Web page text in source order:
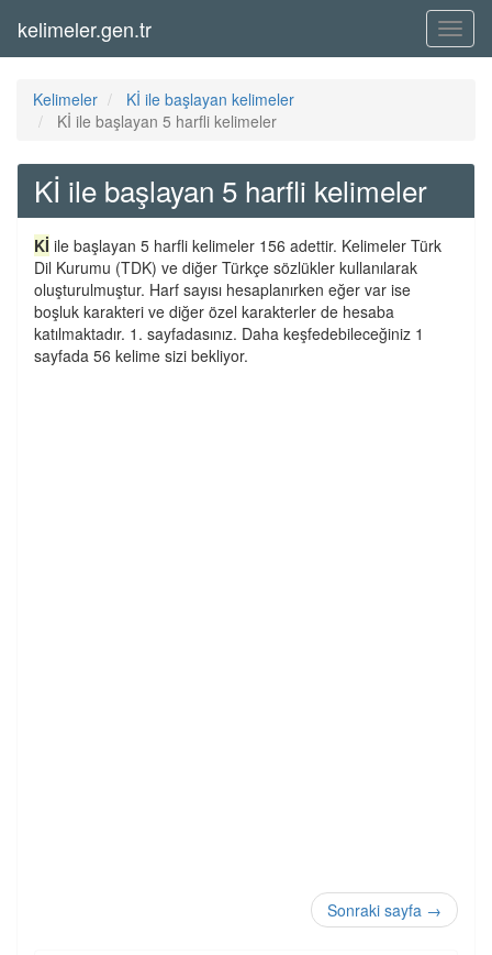
Menü
kelimeler.gen.tr
Kelimeler
Kİ ile başlayan kelimeler
Kİ ile başlayan 5 harfli kelimeler
Kİ ile başlayan 5 harfli kelimeler
Kİ ile başlayan 5 harfli kelimeler 156 adettir. Kelimeler Türk
Dil Kurumu (TDK) ve diğer Türkçe sözlükler kullanılarak
oluşturulmuştur. Harf sayısı hesaplanırken eğer var ise
boşluk karakteri ve diğer özel karakterler de hesaba
katılmaktadır. 1. sayfadasınız. Daha keşfedebileceğiniz 1
sayfada 56 kelime sizi bekliyor.
Sonraki sayfa →